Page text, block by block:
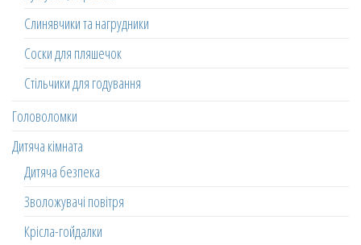
Слинявчики та нагрудники
Соски для пляшечок
Стільчики для годування
Головоломки
Дитяча кімната
Дитяча безпека
Зволожувачі повітря
Крісла-гойдалки